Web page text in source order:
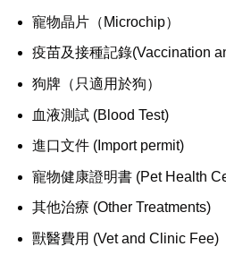
寵物晶片（Microchip）
疫苗及接種記錄(Vaccination
狗牌（只適用於狗）
血液測試 (Blood Test)
進口文件 (Import permit)
寵物健康證明書 (Pet Health
其他治療 (Other Treatments)
獸醫費用 (Vet and Clinic Fee)